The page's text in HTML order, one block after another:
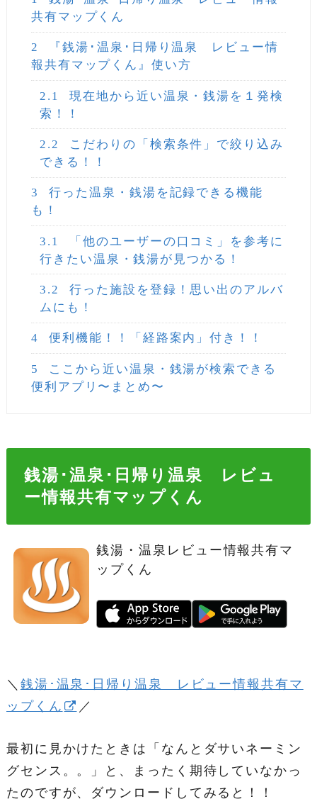
共有マップくん
2
『銭湯･温泉･日帰り温泉 レビュー情
報共有マップくん』使い方
2.1
現在地から近い温泉・銭湯を１発検
索！！
2.2
こだわりの「検索条件」で絞り込み
できる！！
3
行った温泉・銭湯を記録できる機能
も！
3.1
「他のユーザーの口コミ」を参考に
行きたい温泉・銭湯が見つかる！
3.2
行った施設を登録！思い出のアルバ
ムにも！
4 便利機能！！「経路案内」付き！！
5
ここから近い温泉・銭湯が検索できる
便利アプリ〜まとめ〜
銭湯･温泉･日帰り温泉 レビュ
ー情報共有マップくん
銭湯・温泉レビュー情報共有マ
ップくん
＼ 銭湯･温泉･日帰り温泉 レビュー情報共有マ
ップくん
／
最初に見かけたときは「なんとダサいネーミン
グセンス。。」と、まったく期待していなかっ
たのですが、ダウンロードしてみると！！